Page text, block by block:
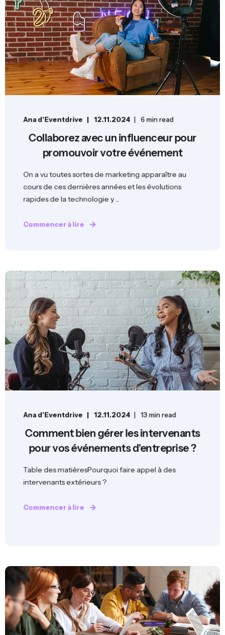
Ana d'Eventdrive 12.11.2024 6 min read
Collaborez avec un influenceur pour
promouvoir votre événement
On a vu toutes sortes de marketing apparaître au
cours de ces dernières années et les évolutions
rapides de la technologie y ...
Commencer à lire
Ana d'Eventdrive 12.11.2024 13 min read
Comment bien gérer les intervenants
pour vos événements d'entreprise ?
Table des matièresPourquoi faire appel à des
intervenants extérieurs ?
Commencer à lire